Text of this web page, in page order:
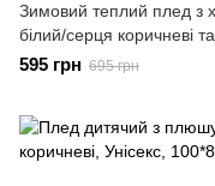
Зимовий теплий плед з
білий/серця коричневі та
595 грн 695 грн